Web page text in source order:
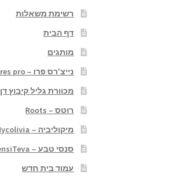
רשימת משאלות
דף הבית
מותגים
נייצ'רס פרו – Natures pro
מכוורת גליל קיבוץ דן
רוטס – Roots
מיקוליביה – Mycolivia
סנסי טבע – SensiTeva
עמוד בית חדש